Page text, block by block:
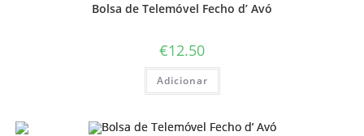
Bolsa de Telemóvel Fecho d’ Avó
€12.50
Adicionar